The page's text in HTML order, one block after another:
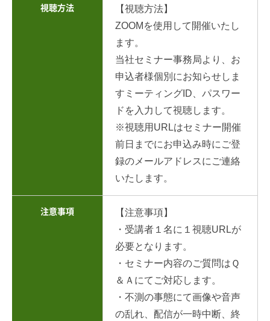
視聴方法
【視聴方法】
ZOOMを使用して開催いたし
ます。
当社セミナー事務局より、お
申込者様個別にお知らせしま
すミーティングID、パスワー
ドを入力して視聴します。
※視聴用URLはセミナー開催
前日までにお申込み時にご登
録のメールアドレスにご連絡
いたします。
注意事項
【注意事項】
・受講者１名に１視聴URLが
必要となります。
・セミナー内容のご質問はＱ
＆Ａにてご対応します。
・不測の事態にて画像や音声
の乱れ、配信が一時中断、終